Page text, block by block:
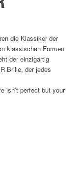
die Klassiker der
klassischen Formen
der einzigartig
Brille, der jedes
isn’t perfect but your